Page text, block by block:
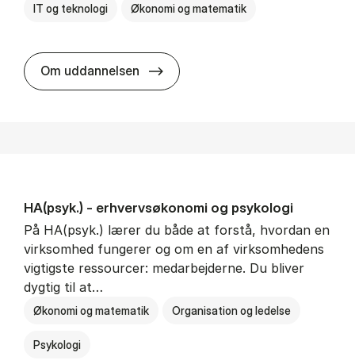
IT og teknologi Økonomi og matematik
Om uddannelsen HA(mat.) - erhvervs­økonomi og
HA(psyk.) - erhvervs­økonomi og psy­ko­lo­gi
På HA(psyk.) lærer du både at forstå, hvordan en
virksomhed fungerer og om en af virksomhedens
vigtigste ressourcer: medarbejderne. Du bliver
dygtig til at…
Økonomi og matematik Organisation og ledelse
Psykologi